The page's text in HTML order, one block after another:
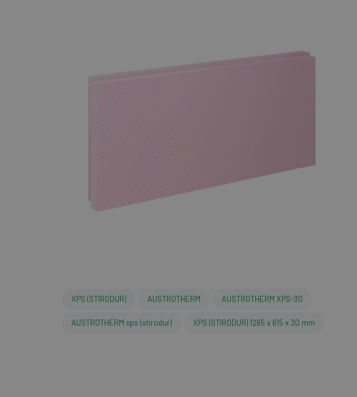
XPS (STIRODUR) AUSTROTHERM AUSTROTHERM XPS-30
AUSTROTHERM xps (stirodur) XPS (STIRODUR) 1265 x 615 x 30 mm